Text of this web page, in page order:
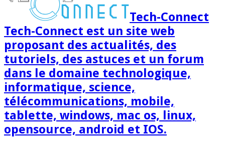
Tech-Connect
Tech-Connect est un site web
proposant des actualités, des
tutoriels, des astuces et un forum
dans le domaine technologique,
informatique, science,
télécommunications, mobile,
tablette, windows, mac os, linux,
opensource, android et IOS.